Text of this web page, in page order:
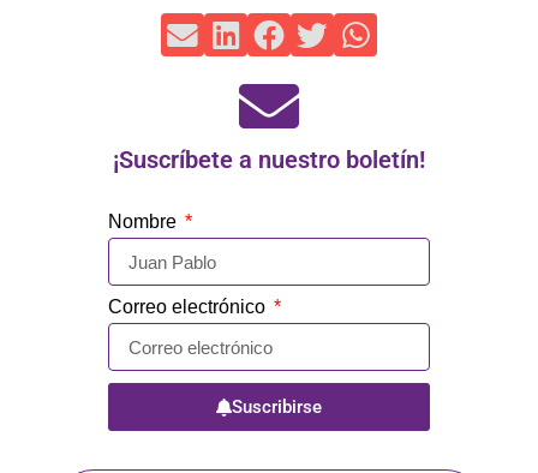
¡Suscríbete a nuestro boletín!
Nombre
Correo electrónico
Suscribirse